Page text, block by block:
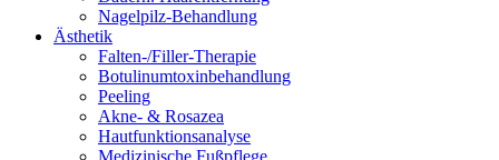
Nagelpilz-Behandlung
Ästhetik
Falten-/Filler-Therapie
Botulinumtoxinbehandlung
Peeling
Akne- & Rosazea
Hautfunktionsanalyse
Medizinische Fußpflege